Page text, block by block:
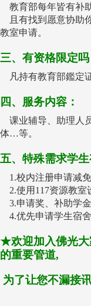
教育部每年皆有补
且有找到愿意协助
教室申请。
三、有资格限定吗
凡持有教育部鑑定
四、服务内容：
课业辅导、助理人
体…等。
五、特殊需求学
1.校内注册申请减免
2.使用117资源教室
3.申请奖、补助学金
4.优先申请学生宿
★欢迎加入佛光大
的重要管道,
为了让您不漏接